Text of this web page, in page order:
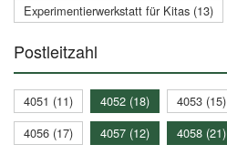
Experimentierwerkstatt für Kitas (13)
Postleitzahl
4051 (11) 4052 (18) 4053 (15)
4056 (17)
4057 (12) 4058 (21)